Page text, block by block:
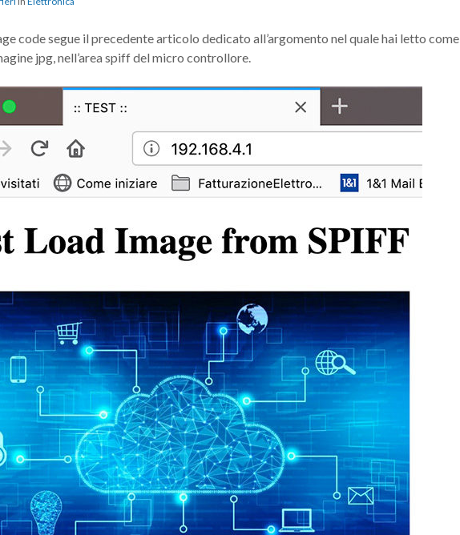
code segue il precedente articolo dedicato all’argomento nel quale hai letto come
jpg, nell’area spiff del micro controllore.